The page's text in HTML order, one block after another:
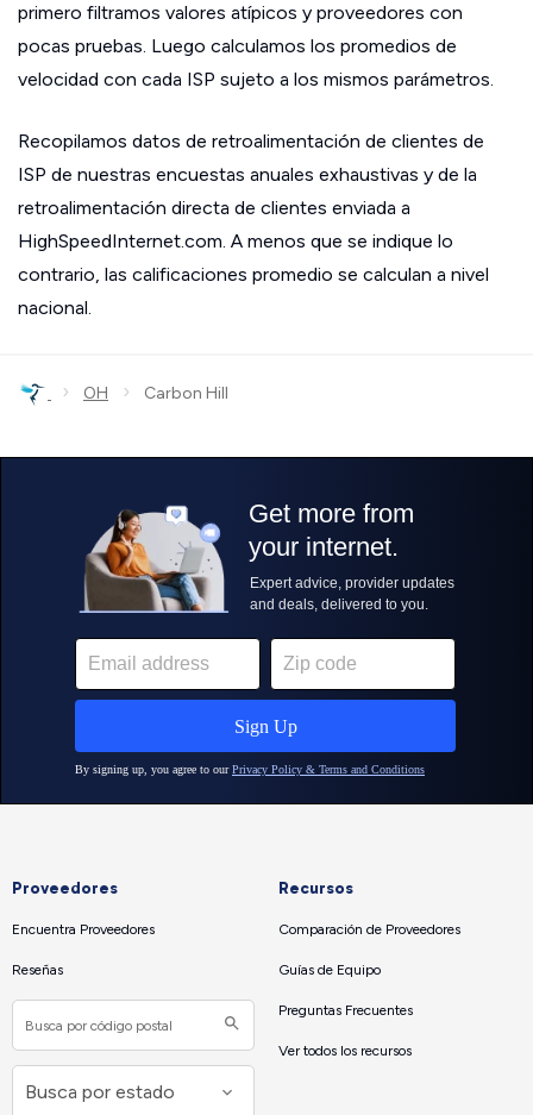
primero filtramos valores atípicos y proveedores con
pocas pruebas. Luego calculamos los promedios de
velocidad con cada ISP sujeto a los mismos parámetros.
Recopilamos datos de retroalimentación de clientes de
ISP de nuestras encuestas anuales exhaustivas y de la
retroalimentación directa de clientes enviada a
HighSpeedInternet.com. A menos que se indique lo
contrario, las calificaciones promedio se calculan a nivel
nacional.
› OH › Carbon Hill
Proveedores
Encuentra Proveedores
Reseñas
Recursos
Comparación de Proveedores
Guías de Equipo
Preguntas Frecuentes
Ver todos los recursos